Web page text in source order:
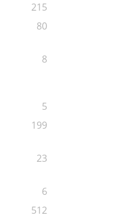
215
80
8
5
199
23
6
512